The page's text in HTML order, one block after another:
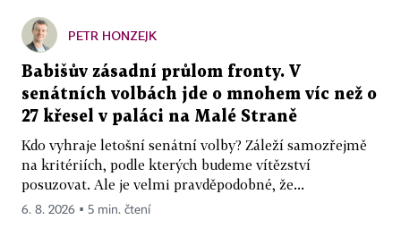
PETR HONZEJK
Babišův zásadní průlom fronty. V
senátních volbách jde o mnohem víc než o
27 křesel v paláci na Malé Straně
Kdo vyhraje letošní senátní volby? Záleží samozřejmě
na kritériích, podle kterých budeme vítězství
posuzovat. Ale je velmi pravděpodobné, že...
6. 8. 2026 ▪ 5 min. čtení